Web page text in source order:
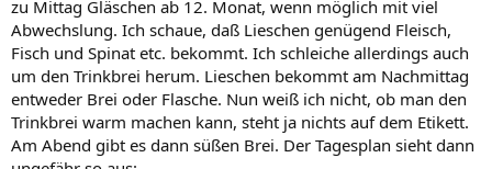
zu Mittag Gläschen ab 12. Monat, wenn möglich mit viel
Abwechslung. Ich schaue, daß Lieschen genügend Fleisch,
Fisch und Spinat etc. bekommt. Ich schleiche allerdings auch
um den Trinkbrei herum. Lieschen bekommt am Nachmittag
entweder Brei oder Flasche. Nun weiß ich nicht, ob man den
Trinkbrei warm machen kann, steht ja nichts auf dem Etikett.
Am Abend gibt es dann süßen Brei. Der Tagesplan sieht dann